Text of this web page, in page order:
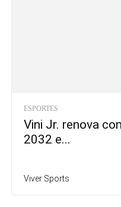
ESPORTES
Vini Jr. renova
2032 e...
Viver Sports